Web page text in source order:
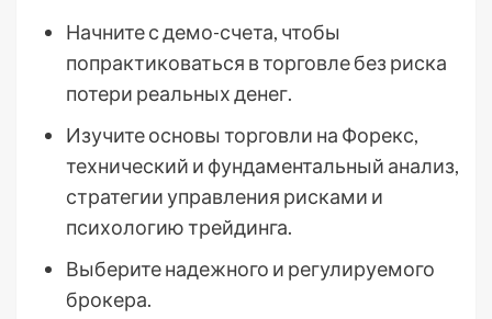
Начните с демо-счета, чтобы
попрактиковаться в торговле без риска
потери реальных денег.
Изучите основы торговли на Форекс,
технический и фундаментальный анализ,
стратегии управления рисками и
психологию трейдинга.
Выберите надежного и регулируемого
брокера.